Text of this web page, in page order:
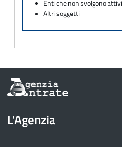
Enti che non svolgono
Altri soggetti
Informazioni
sul
dell'Agenzia
delle
Entrate
L'Agenzia